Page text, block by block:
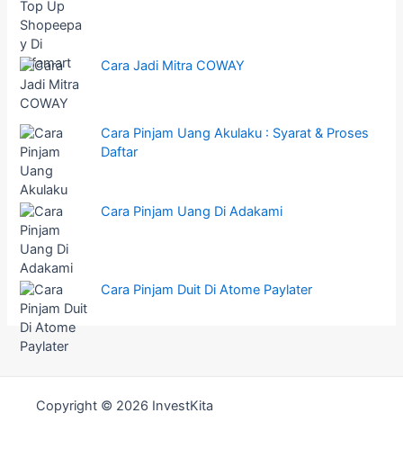
Cara Jadi Mitra COWAY
Cara Pinjam Uang Akulaku : Syarat & Proses
Daftar
Cara Pinjam Uang Di Adakami
Cara Pinjam Duit Di Atome Paylater
Copyright © 2026 InvestKita